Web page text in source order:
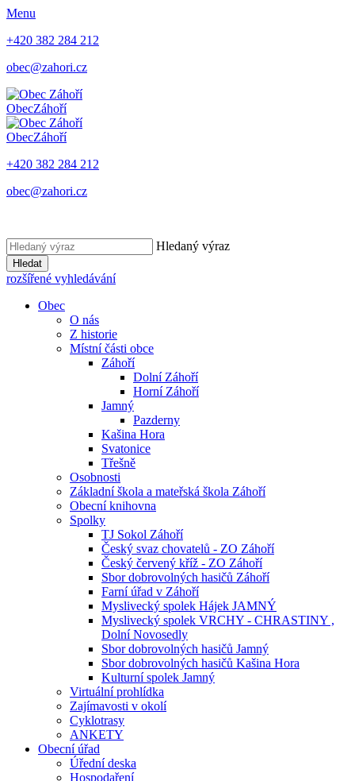
Menu
+420 382 284 212
obec@zahori.cz
ObecZáhoří
ObecZáhoří
+420 382 284 212
obec@zahori.cz
Hledaný výraz
Hledat
rozšířené vyhledávání
Obec
O nás
Z historie
Místní části obce
Záhoří
Dolní Záhoří
Horní Záhoří
Jamný
Pazderny
Kašina Hora
Svatonice
Třešně
Osobnosti
Základní škola a mateřská škola Záhoří
Obecní knihovna
Spolky
TJ Sokol Záhoří
Český svaz chovatelů - ZO Záhoří
Český červený kříž - ZO Záhoří
Sbor dobrovolných hasičů Záhoří
Farní úřad v Záhoří
Myslivecký spolek Hájek JAMNÝ
Myslivecký spolek VRCHY - CHRASTINY ,
Dolní Novosedly
Sbor dobrovolných hasičů Jamný
Sbor dobrovolných hasičů Kašina Hora
Kulturní spolek Jamný
Virtuální prohlídka
Zajímavosti v okolí
Cyklotrasy
ANKETY
Obecní úřad
Úřední deska
Hospodaření